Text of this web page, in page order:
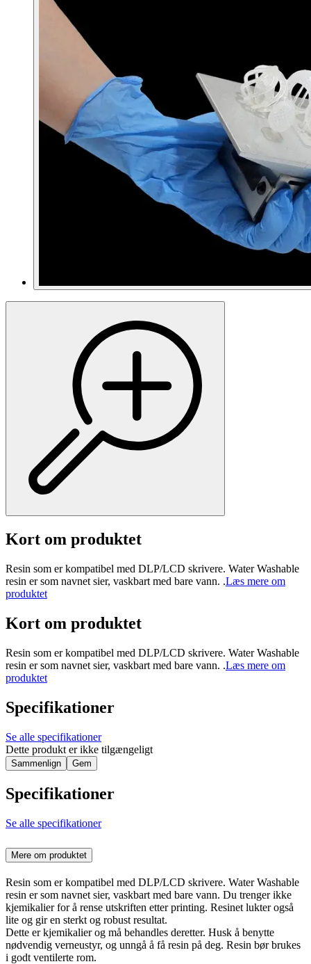
Kort om produktet
Resin som er kompatibel med DLP/LCD skrivere. Water Washable
resin er som navnet sier, vaskbart med bare vann. .Læs mere om
produktet
Kort om produktet
Resin som er kompatibel med DLP/LCD skrivere. Water Washable
resin er som navnet sier, vaskbart med bare vann. .Læs mere om
produktet
Specifikationer
Se alle specifikationer
Dette produkt er ikke tilgængeligt
Sammenlign Gem
Specifikationer
Se alle specifikationer
Mere om produktet
Resin som er kompatibel med DLP/LCD skrivere. Water Washable
resin er som navnet sier, vaskbart med bare vann. Du trenger ikke
kjemikalier for å rense utskriften etter printing. Resinet lukter også
lite og gir en sterkt og robust resultat.
Dette er kjemikalier og må behandles deretter. Husk å benytte
nødvendig verneustyr, og unngå å få resin på deg. Resin bør brukes
i godt ventilerte rom.